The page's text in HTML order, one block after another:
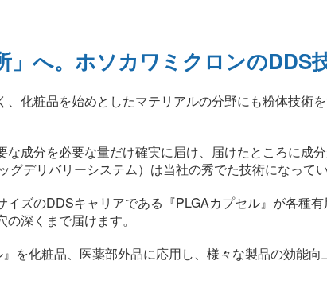
」へ。ホソカワミクロンのDDS
化粧品を始めとしたマテリアルの分野にも粉体技術
な成分を必要な量だけ確実に届け、届けたところに成
デリバリーシステム）は当社の秀でた技術になってい
イズのDDSキャリアである『PLGAカプセル』が各種
深くまで届けます。
を化粧品、医薬部外品に応用し、様々な製品の効能向